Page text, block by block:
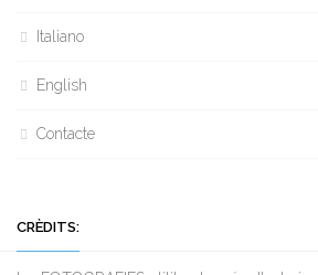
Italiano
English
Contacte
CRÈDITS: